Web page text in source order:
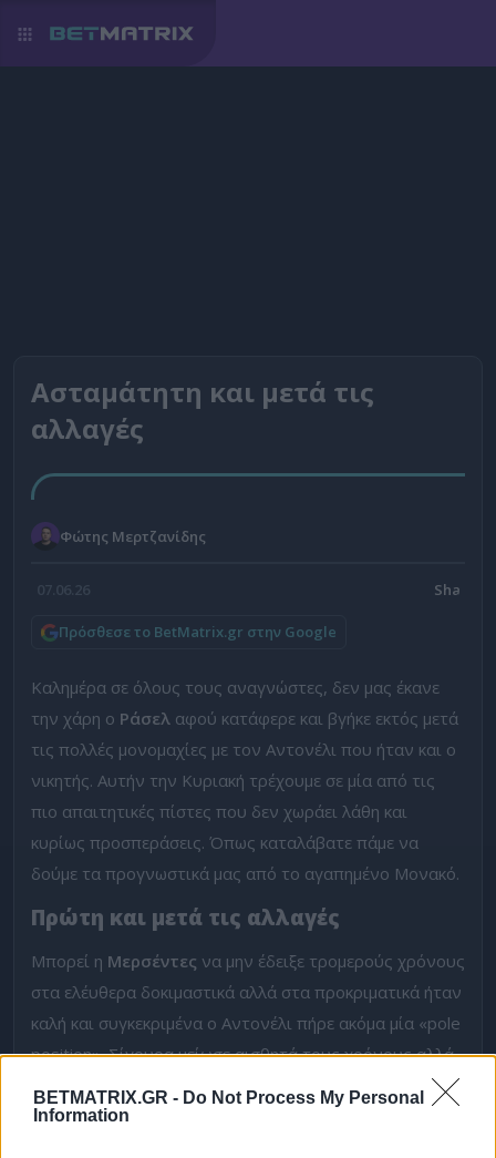
BETMATRIX.GR - Do Not Process My Personal
Information
Ασταμάτητη και μετά τις
αλλαγές
Φώτης Μερτζανίδης
07.06.26
Πρόσθεσε το BetMatrix.gr στην Google
Καλημέρα σε όλους τους αναγνώστες, δεν μας έκανε
την χάρη ο Ράσελ αφού κατάφερε και βγήκε εκτός μετά
τις πολλές μονομαχίες με τον Αντονέλι που ήταν και ο
νικητής. Αυτήν την Κυριακή τρέχουμε σε μία από τις
πιο απαιτητικές πίστες που δεν χωράει λάθη και
κυρίως προσπεράσεις. Όπως καταλάβατε πάμε να
δούμε τα προγνωστικά μας από το αγαπημένο Μονακό.
Πρώτη και μετά τις αλλαγές
Μπορεί η Μερσέντες να μην έδειξε τρομερούς χρόνους
στα ελέυθερα δοκιμαστικά αλλά στα προκριματικά ήταν
καλή και συγκεκριμένα ο Αντονέλι πήρε ακόμα μία «pole
position». Σίγουρα μείωσε αισθητά τους χρόνους αλλά
μένει να δούμε σε αγωνιστικό ρυθμό τι θα έχουμε.
Αρκετά κοντά και δεύτερος ήταν ο